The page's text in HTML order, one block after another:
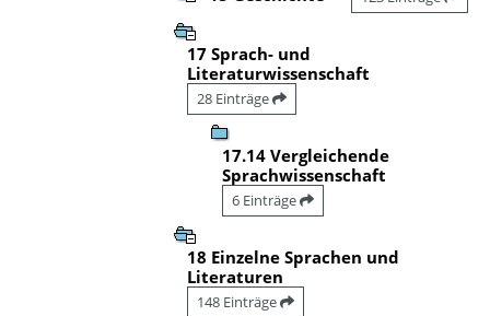
17 Sprach- und
Literaturwissenschaft
28 Einträge
17.14 Vergleichende
Sprachwissenschaft
6 Einträge
18 Einzelne Sprachen und
Literaturen
148 Einträge